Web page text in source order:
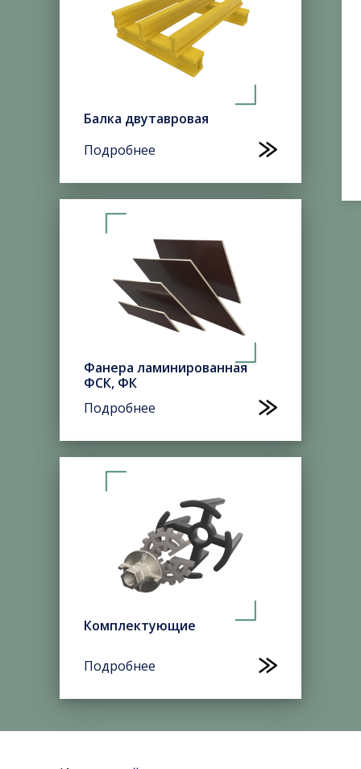
Балка двутавровая
Подробнее
Фанера ламинированная
ФСК, ФК
Подробнее
Комплектующие
Подробнее